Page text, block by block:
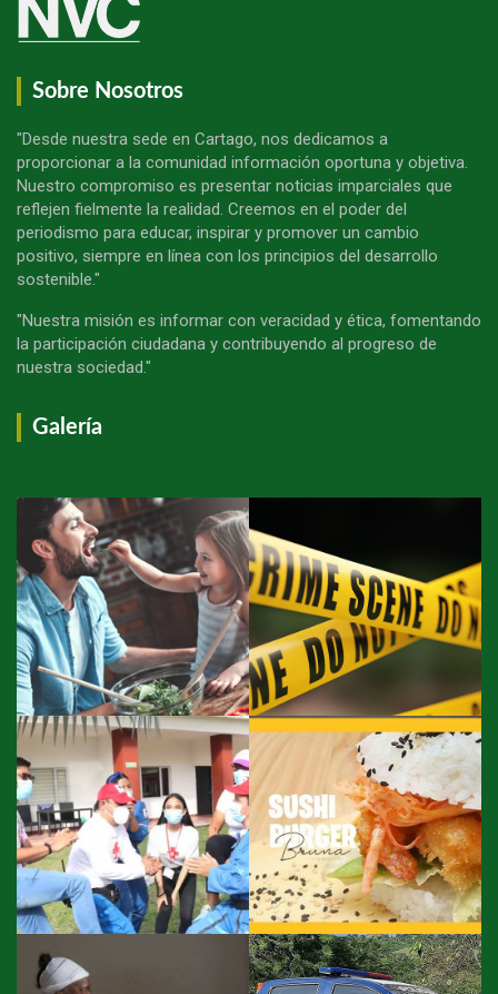
Sobre Nosotros
"Desde nuestra sede en Cartago, nos dedicamos a
proporcionar a la comunidad información oportuna y objetiva.
Nuestro compromiso es presentar noticias imparciales que
reflejen fielmente la realidad. Creemos en el poder del
periodismo para educar, inspirar y promover un cambio
positivo, siempre en línea con los principios del desarrollo
sostenible."
"Nuestra misión es informar con veracidad y ética, fomentando
la participación ciudadana y contribuyendo al progreso de
nuestra sociedad."
Galería